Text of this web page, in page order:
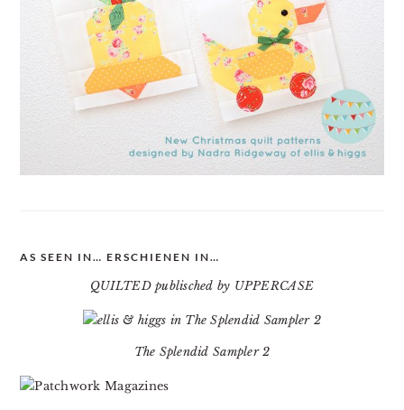
AS SEEN IN… ERSCHIENEN IN…
QUILTED publisched by UPPERCASE
The Splendid Sampler 2